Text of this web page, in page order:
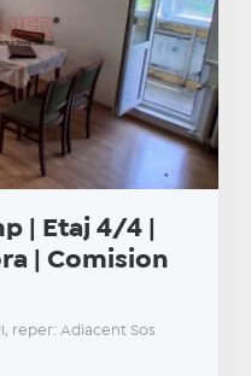
| Etaj 4/4 |
| Comision
reper: Adiacent Sos